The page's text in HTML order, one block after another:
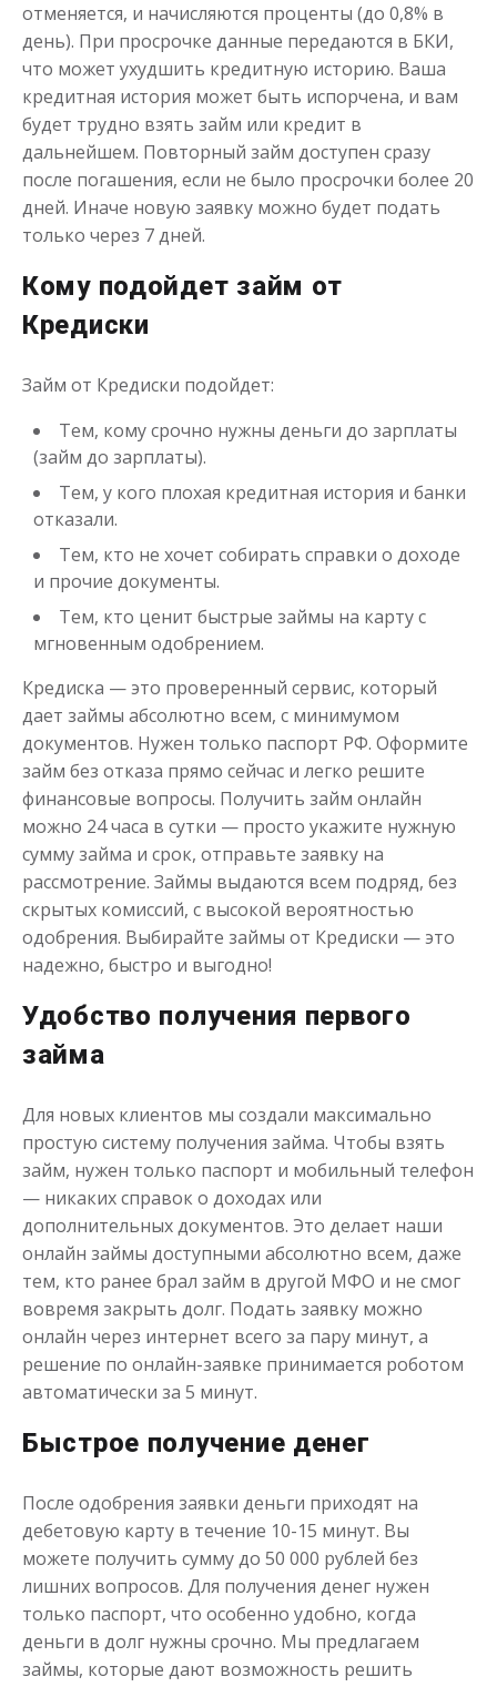
Сумма до50 000 ₽
Срок от 1до 21 дня
Получить
Займ абсолютно всем на карту
Срок
Получить
Займ на карту с плохой
кредитной историей
Сумма до50 000₽
Срок от 1до 21 дня
Получить
Сумма
Получить
Займ на именную карту
Срок от 1до 21 дня
отменяется, и начисляются проценты (до 0,8% в
день). При просрочке данные передаются в БКИ,
что может ухудшить кредитную историю. Ваша
кредитная история может быть испорчена, и вам
будет трудно взять займ или кредит в
дальнейшем. Повторный займ доступен сразу
после погашения, если не было просрочки более 20
дней. Иначе новую заявку можно будет подать
только через 7 дней.
Кому подойдет займ от
Кредиски
Займ от Кредиски подойдет:
Тем, кому срочно нужны деньги до зарплаты
(займ до зарплаты).
Тем, у кого плохая кредитная история и банки
отказали.
Тем, кто не хочет собирать справки о доходе
и прочие документы.
Тем, кто ценит быстрые займы на карту с
мгновенным одобрением.
Кредиска — это проверенный сервис, который
дает займы абсолютно всем, с минимумом
документов. Нужен только паспорт РФ. Оформите
займ без отказа прямо сейчас и легко решите
финансовые вопросы. Получить займ онлайн
можно 24 часа в сутки — просто укажите нужную
сумму займа и срок, отправьте заявку на
рассмотрение. Займы выдаются всем подряд, без
скрытых комиссий, с высокой вероятностью
одобрения. Выбирайте займы от Кредиски — это
надежно, быстро и выгодно!
Удобство получения первого
займа
Для новых клиентов мы создали максимально
простую систему получения займа. Чтобы взять
займ, нужен только паспорт и мобильный телефон
— никаких справок о доходах или
дополнительных документов. Это делает наши
онлайн займы доступными абсолютно всем, даже
тем, кто ранее брал займ в другой МФО и не смог
вовремя закрыть долг. Подать заявку можно
онлайн через интернет всего за пару минут, а
решение по онлайн-заявке принимается роботом
автоматически за 5 минут.
Быстрое получение денег
После одобрения заявки деньги приходят на
дебетовую карту в течение 10-15 минут. Вы
можете получить сумму до 50 000 рублей без
лишних вопросов. Для получения денег нужен
только паспорт, что особенно удобно, когда
деньги в долг нужны срочно. Мы предлагаем
займы, которые дают возможность решить